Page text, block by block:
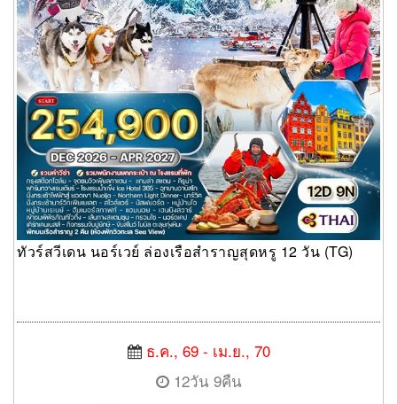
ทัวร์สวีเดน นอร์เวย์ ล่องเรือสำราญสุดหรู 12 วัน (TG)
ธ.ค., 69 - เม.ย., 70
12วัน 9คืน